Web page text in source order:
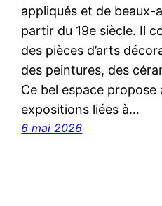
appliqués et de beaux-
partir du 19e siècle. Il
des pièces d’arts
des peintures, des
Ce bel espace propose
expositions liées à…
6 mai 2026